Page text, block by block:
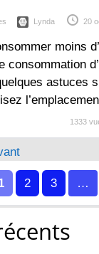
Lynda 20
moins
consommation
astuces
1333
2 3 …